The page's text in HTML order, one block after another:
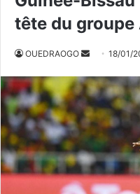
tête du groupe
OUEDRAOGO
v
o
y
e
r
u
n
18/01/